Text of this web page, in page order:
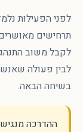
לפני הפעילות
תרחישים
לקבל משוב
לבין פעולה
בשיחה הבאה.
ההדרכה